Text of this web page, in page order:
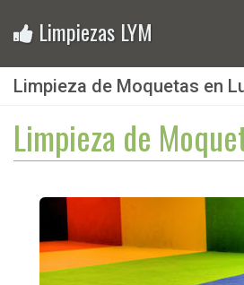
Limpiezas LYM
Limpieza de Moquetas en
Limpieza de